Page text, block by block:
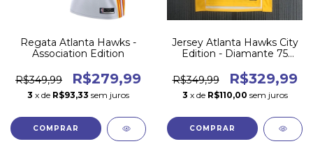
Regata Atlanta Hawks -
Association Edition
R$349,99 R$279,99
3 x de R$93,33 sem juros
COMPRAR
Jersey Atlanta Hawks City
Edition - Diamante 75
R$349,99
R$329,99
3 x de R$110,00 sem juros
COMPRAR